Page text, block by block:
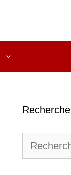
Recherche